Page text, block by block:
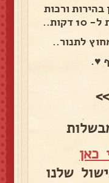
בהירות ורכות
לתנור..
♥.
>>
כאן
שלנו